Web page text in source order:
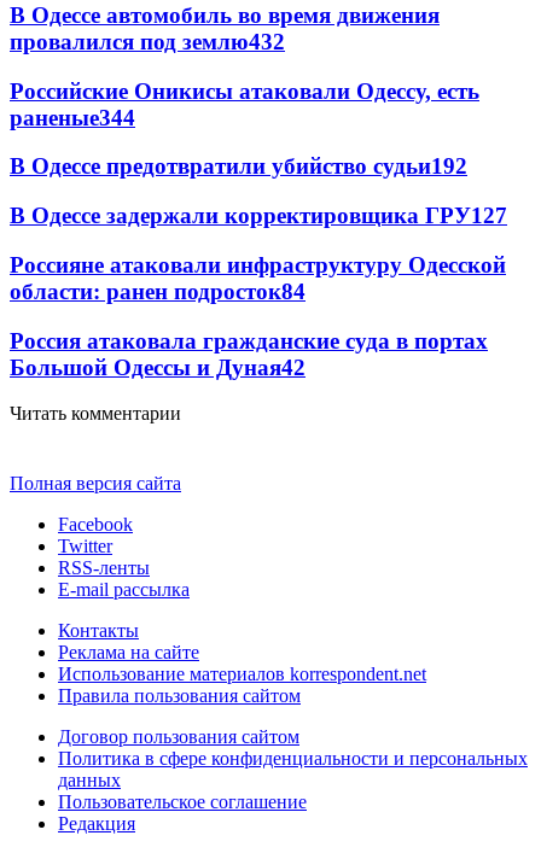
В Одессе автомобиль во время движения
провалился под землю432
Российские Оникисы атаковали Одессу, есть
раненые344
В Одессе предотвратили убийство судьи192
В Одессе задержали корректировщика ГРУ127
Россияне атаковали инфраструктуру Одесской
области: ранен подросток84
Россия атаковала гражданские суда в портах
Большой Одессы и Дуная42
Читать комментарии
Полная версия сайта
Facebook
Twitter
RSS-ленты
E-mail рассылка
Контакты
Реклама на сайте
Использование материалов korrespondent.net
Правила пользования сайтом
Договор пользования сайтом
Политика в сфере конфиденциальности и персональных
данных
Пользовательское соглашение
Редакция